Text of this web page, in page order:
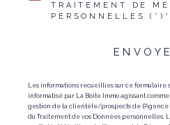
TRAITEMENT DE
PERSONNELLES (*)*
Les informations recueillies sur ce
informatisé par La Boite Immo agissant
gestion de la clientèle/prospects de l'Agence
du Traitement de vos Données personnelles.